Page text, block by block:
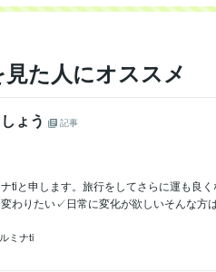
た人にオススメ
ょう
記事
ナtiと申します。旅行をしてさらに運も良
わりたい✓日常に変化が欲しいそんな方
ミナti